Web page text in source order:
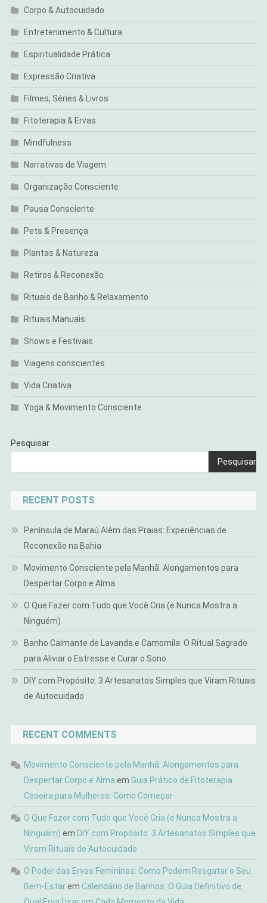
Corpo & Autocuidado
Entretenimento & Cultura
Espiritualidade Prática
Expressão Criativa
Filmes, Séries & Livros
Fitoterapia & Ervas
Mindfulness
Narrativas de Viagem
Organização Consciente
Pausa Consciente
Pets & Presença
Plantas & Natureza
Retiros & Reconexão
Rituais de Banho & Relaxamento
Rituais Manuais
Shows e Festivais
Viagens conscientes
Vida Criativa
Yoga & Movimento Consciente
Pesquisar
Pesquisar
RECENT POSTS
Península de Maraú Além das Praias: Experiências de
Reconexão na Bahia
Movimento Consciente pela Manhã: Alongamentos para
Despertar Corpo e Alma
O Que Fazer com Tudo que Você Cria (e Nunca Mostra a
Ninguém)
Banho Calmante de Lavanda e Camomila: O Ritual Sagrado
para Aliviar o Estresse e Curar o Sono
DIY com Propósito: 3 Artesanatos Simples que Viram Rituais
de Autocuidado
RECENT COMMENTS
Movimento Consciente pela Manhã: Alongamentos para
Despertar Corpo e Alma em Guia Prático de Fitoterapia
Caseira para Mulheres: Como Começar
O Que Fazer com Tudo que Você Cria (e Nunca Mostra a
Ninguém) em DIY com Propósito: 3 Artesanatos Simples que
Viram Rituais de Autocuidado
O Poder das Ervas Femininas: Como Podem Resgatar o Seu
Bem-Estarem Calendário de Banhos: O Guia Definitivo de